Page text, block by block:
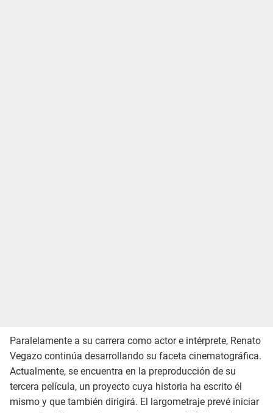
Paralelamente a su carrera como actor e intérprete, Renato
Vegazo continúa desarrollando su faceta cinematográfica.
Actualmente, se encuentra en la preproducción de su
tercera película, un proyecto cuya historia ha escrito él
mismo y que también dirigirá. El largometraje prevé iniciar